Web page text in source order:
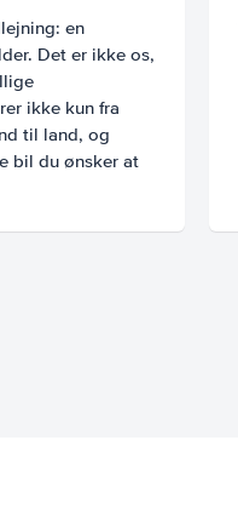
en
Det er ikke os,
ikke kun fra
til land, og
bil du ønsker at